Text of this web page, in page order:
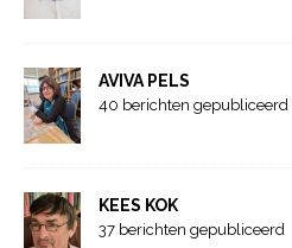
AVIVA PELS
40 berichten gepubliceerd
KEES KOK
37 berichten gepubliceerd